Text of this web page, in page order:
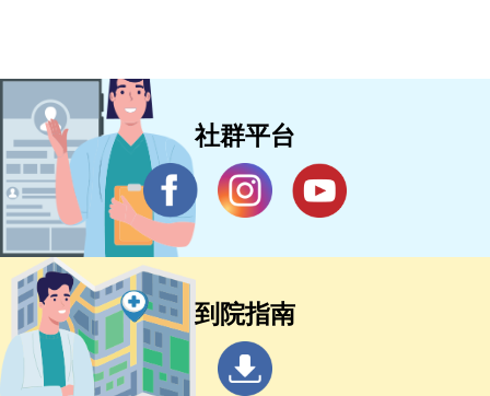
社群平台
到院指南